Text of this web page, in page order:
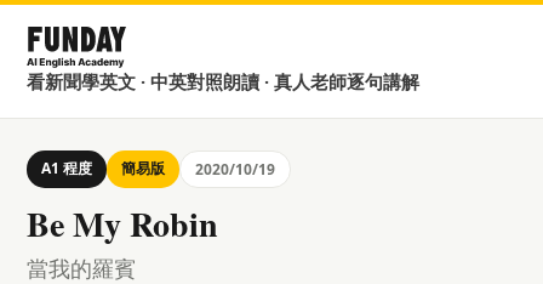
看新聞學英文 · 中英對照朗讀 · 真人老師逐句講解
A1 程度 簡易版 2020/10/19
Be My Robin
當我的羅賓